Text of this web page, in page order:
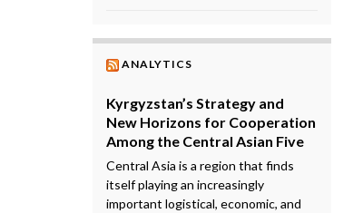
ANALYTICS
Kyrgyzstan’s Strategy and
New Horizons for Cooperation
Among the Central Asian Five
Central Asia is a region that finds
itself playing an increasingly
important logistical, economic, and